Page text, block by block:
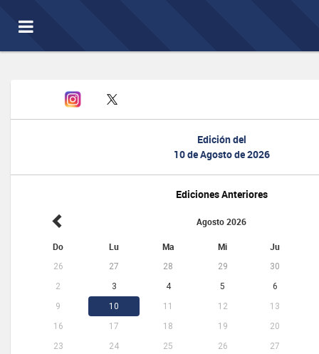
Toggle
navigation
Edición del
10 de Agosto de 2026
Ediciones Anteriores
Agosto 2026
Do Lu Ma Mi Ju
26 27 28 29
30
2
3 4 5
6
9
10 11 12
13
16
17 18 19
20
23
24 25 26
27